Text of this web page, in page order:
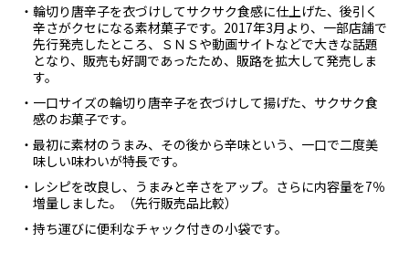
・輪切り唐辛子を衣づけしてサクサク食感に仕上げた、後引く
辛さがクセになる素材菓子です。2017年3月より、一部店舗で
先行発売したところ、ＳＮＳや動画サイトなどで大きな話題
となり、販売も好調であったため、販路を拡大して発売しま
す。
・一口サイズの輪切り唐辛子を衣づけして揚げた、サクサク食
感のお菓子です。
・最初に素材のうまみ、その後から辛味という、一口で二度美
味しい味わいが特長です。
・レシピを改良し、うまみと辛さをアップ。さらに内容量を7％
増量しました。（先行販売品比較）
・持ち運びに便利なチャック付きの小袋です。